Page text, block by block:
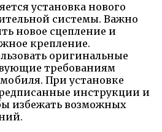
установка нового
системы. Важно
новое сцепление и
крепление.
оригинальные
требованиям
При установке
инструкции и
избежать возможных